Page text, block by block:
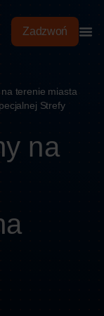
Zadzwoń
terenie miasta
Strefy
na